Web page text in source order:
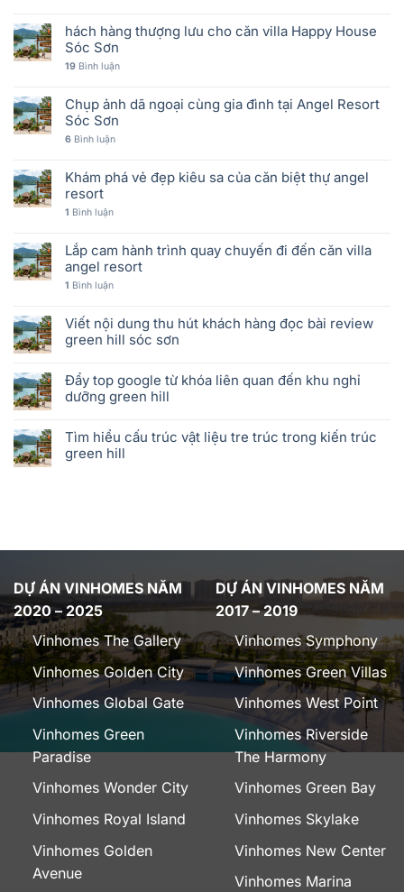
hách hàng thượng lưu cho căn villa Happy House
Sóc Sơn
19 Bình luận
Chụp ảnh dã ngoại cùng gia đình tại Angel Resort
Sóc Sơn
6 Bình luận
Khám phá vẻ đẹp kiêu sa của căn biệt thự angel
resort
1 Bình luận
Lắp cam hành trình quay chuyến đi đến căn villa
angel resort
1 Bình luận
Viết nội dung thu hút khách hàng đọc bài review
green hill sóc sơn
Đẩy top google từ khóa liên quan đến khu nghỉ
dưỡng green hill
Tìm hiểu cấu trúc vật liệu tre trúc trong kiến trúc
green hill
DỰ ÁN VINHOMES NĂM
2020 – 2025
Vinhomes The Gallery
Vinhomes Golden City
Vinhomes Global Gate
Vinhomes Green
Paradise
Vinhomes Wonder City
Vinhomes Royal Island
Vinhomes Golden
Avenue
DỰ ÁN VINHOMES NĂM
2017 – 2019
Vinhomes Symphony
Vinhomes Green Villas
Vinhomes West Point
Vinhomes Riverside
The Harmony
Vinhomes Green Bay
Vinhomes Skylake
Vinhomes New Center
Vinhomes Marina